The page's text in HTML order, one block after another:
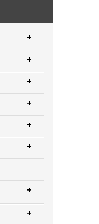
+
+
+
+
+
+
+
+